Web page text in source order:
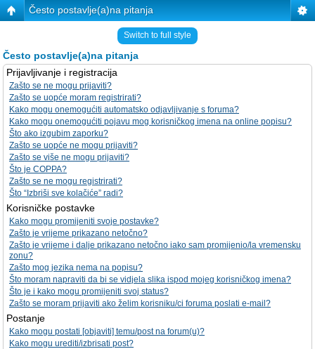
Često postavlje(a)na pitanja
Switch to full style
Često postavlje(a)na pitanja
Prijavljivanje i registracija
Zašto se ne mogu prijaviti?
Zašto se uopće moram registrirati?
Kako mogu onemogućiti automatsko odjavljivanje s foruma?
Kako mogu onemogućiti pojavu mog korisničkog imena na online popisu?
Što ako izgubim zaporku?
Zašto se uopće ne mogu prijaviti?
Zašto se više ne mogu prijaviti?
Što je COPPA?
Zašto se ne mogu registrirati?
Što “Izbriši sve kolačiće” radi?
Korisničke postavke
Kako mogu promijeniti svoje postavke?
Zašto je vrijeme prikazano netočno?
Zašto je vrijeme i dalje prikazano netočno iako sam promijenio/la vremensku
zonu?
Zašto mog jezika nema na popisu?
Što moram napraviti da bi se vidjela slika ispod mojeg korisničkog imena?
Što je i kako mogu promijeniti svoj status?
Zašto se moram prijaviti ako želim korisniku/ci foruma poslati e-mail?
Postanje
Kako mogu postati [objaviti] temu/post na forum(u)?
Kako mogu urediti/izbrisati post?